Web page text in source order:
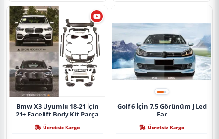
Bmw X3 Uyumlu 18-21 İçin
21+ Facelift Body Kit Parça
Ücretsiz Kargo
Golf 6 İçi̇n 7.5 Görünüm J Led
Far
Ücretsiz Kargo